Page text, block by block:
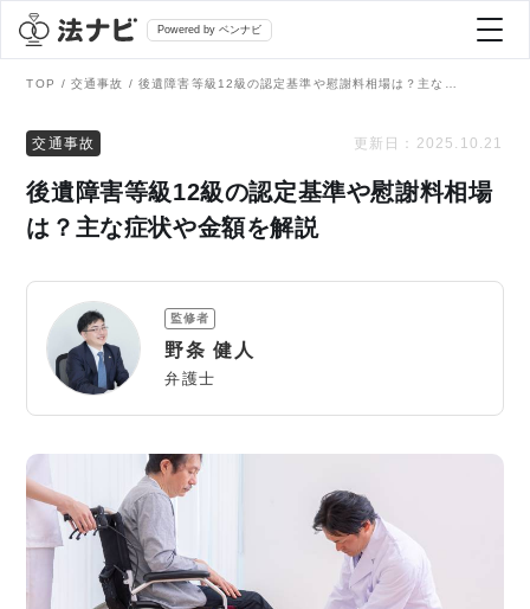
Powered by ベンナビ
全て
刑事事件
債務整理
交通事故
遺産相続
弁護士を探す
AI Search Premium
掲載をご検討の弁護士の方へ
TOP 交通事故
交通事故 更新日： 2025.10.21
後遺障害等級12級の認定基準や慰謝料相場
は？主な症状や金額を解説
監修者
野条 健人
弁護士